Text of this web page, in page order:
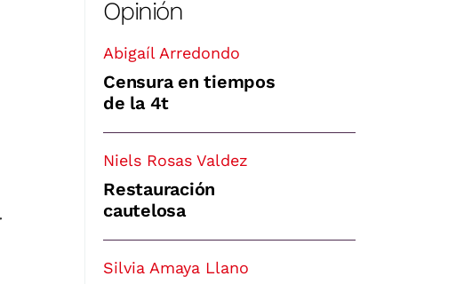
Opinión
Abigaíl Arredondo
Censura en tiempos
de la 4t
Niels Rosas Valdez
Restauración
cautelosa
Silvia Amaya Llano